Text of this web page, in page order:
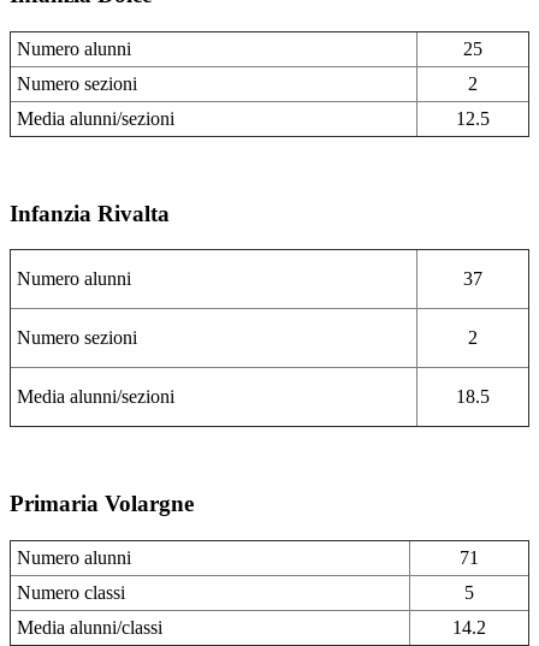
Numero alunni
25
Numero sezioni
2
Media alunni/sezioni
12.5
Infanzia Rivalta
Numero alunni 37
Numero sezioni 2
Media alunni/sezioni 18.5
Primaria Volargne
Numero alunni
71
Numero classi
5
Media alunni/classi
14.2